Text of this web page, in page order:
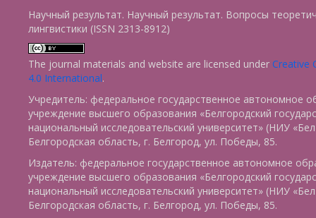
Научный результат. Научный результат. Вопросы
лингвистики (ISSN 2313-8912)
The journal materials and website are licensed under Creative
4.0 International.
Учредитель: федеральное государственное автономное
учреждение высшего образования «Белгородский
национальный исследовательский университет» (НИУ
Белгородская область, г. Белгород, ул. Победы, 85.
Издатель: федеральное государственное автономное
учреждение высшего образования «Белгородский
национальный исследовательский университет» (НИУ
Белгородская область, г. Белгород, ул. Победы, 85.